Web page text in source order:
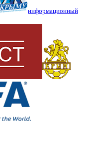
информационный